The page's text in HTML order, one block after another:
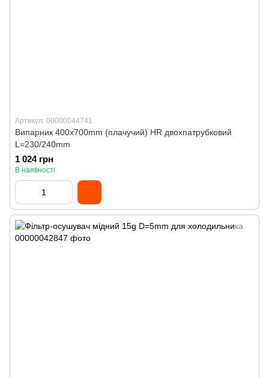
Артикул: 00000044741
Випарник 400x700mm (плачучий) HR двохпатрубковий
L=230/240mm
1 024 грн
В наявності